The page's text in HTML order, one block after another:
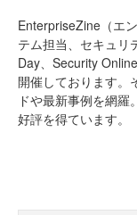
EnterpriseZine（エ
テム担当、セキュリ
Day、Security
開催しております。
ドや最新事例を網羅
好評を得ています。